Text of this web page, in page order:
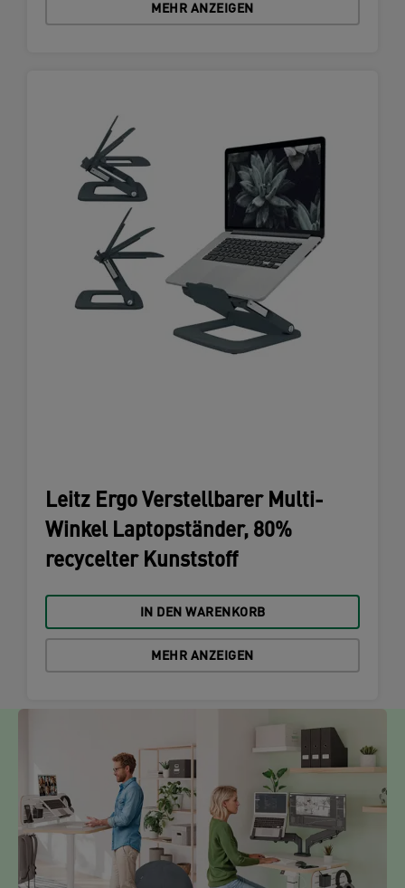
MEHR ANZEIGEN
Leitz Ergo Verstellbarer Multi-
Winkel Laptopständer, 80%
recycelter Kunststoff
IN DEN WARENKORB
MEHR ANZEIGEN